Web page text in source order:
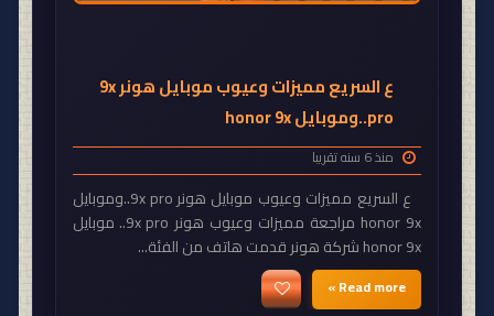
ع السريع مميزات وعيوب موبايل هونر 9x
pro..وموبايل honor 9x
منذ 6 سنه تقريبا
ع السريع مميزات وعيوب موبايل هونر 9x pro..وموبايل
honor 9x مراجعة مميزات وعيوب هونر 9x pro.. موبايل
honor 9x شركة هونر قدمت هاتف من الفئة...
Read more »